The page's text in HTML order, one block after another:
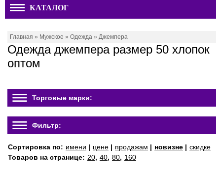
КАТАЛОГ
Главная » Мужское » Одежда » Джемпера
Одежда джемпера размер 50 хлопок
оптом
Торговые марки:
Фильтр:
Сортировка по: имени | цене | продажам | новизне | скидке
Товаров на странице: 20, 40, 80, 160